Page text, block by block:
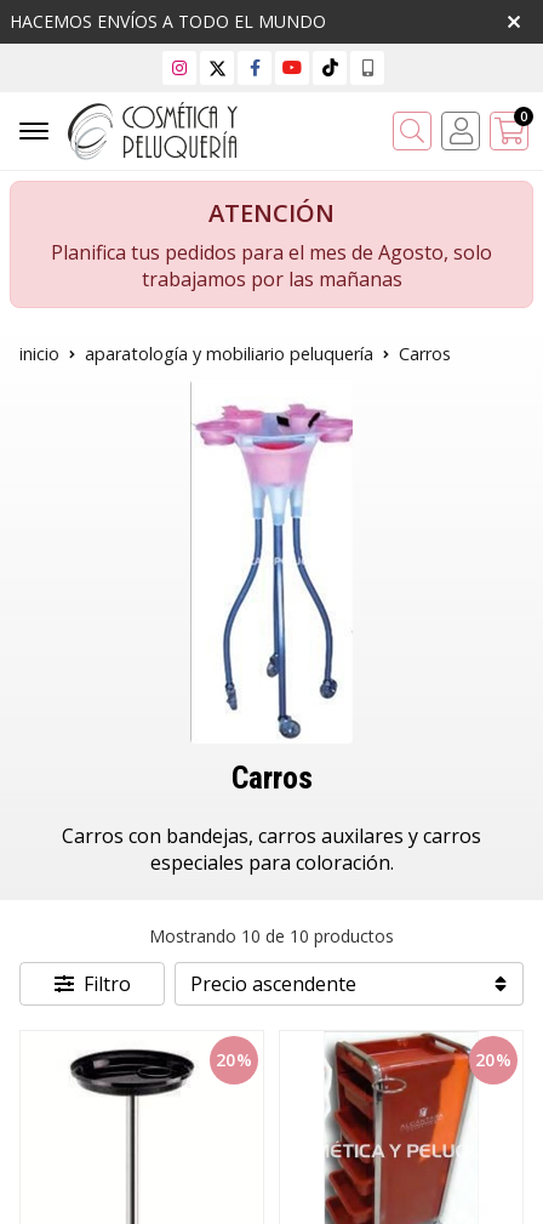
HACEMOS ENVÍOS A TODO EL MUNDO
Buscar 0
ATENCIÓN
Planifica tus pedidos para el mes de Agosto, solo
trabajamos por las mañanas
inicio aparatología y mobiliario peluquería Carros
Carros
Carros con bandejas, carros auxilares y carros
especiales para coloración.
Mostrando 10 de 10 productos
Filtro
20% 20%